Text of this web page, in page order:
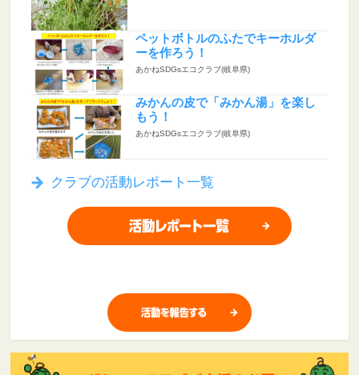
ペットボトルのふたでキーホルダ
ーを作ろう！
あかねSDGsエコクラブ(岐阜県)
みかんの皮で「みかん湯」を楽し
もう！
あかねSDGsエコクラブ(岐阜県)
クラブの活動レポート一覧